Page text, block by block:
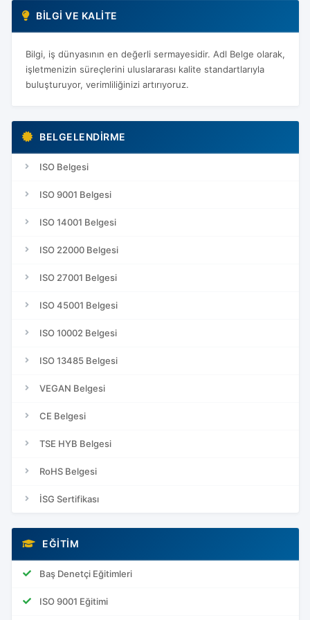
BILGI VE KALITE
Bilgi, iş dünyasının en değerli sermayesidir. Adl Belge olarak,
işletmenizin süreçlerini uluslararası kalite standartlarıyla
buluşturuyor, verimliliğinizi artırıyoruz.
BELGELENDIRME
ISO Belgesi
ISO 9001 Belgesi
ISO 14001 Belgesi
ISO 22000 Belgesi
ISO 27001 Belgesi
ISO 45001 Belgesi
ISO 10002 Belgesi
ISO 13485 Belgesi
VEGAN Belgesi
CE Belgesi
TSE HYB Belgesi
RoHS Belgesi
İSG Sertifikası
EĞITIM
Baş Denetçi Eğitimleri
ISO 9001 Eğitimi